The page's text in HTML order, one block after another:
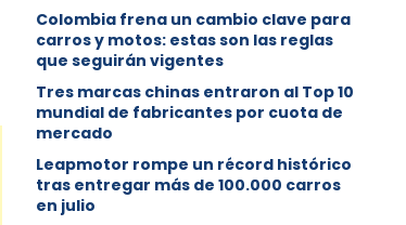
Colombia frena un cambio clave para
carros y motos: estas son las reglas
que seguirán vigentes
Tres marcas chinas entraron al Top 10
mundial de fabricantes por cuota de
mercado
Leapmotor rompe un récord histórico
tras entregar más de 100.000 carros
en julio